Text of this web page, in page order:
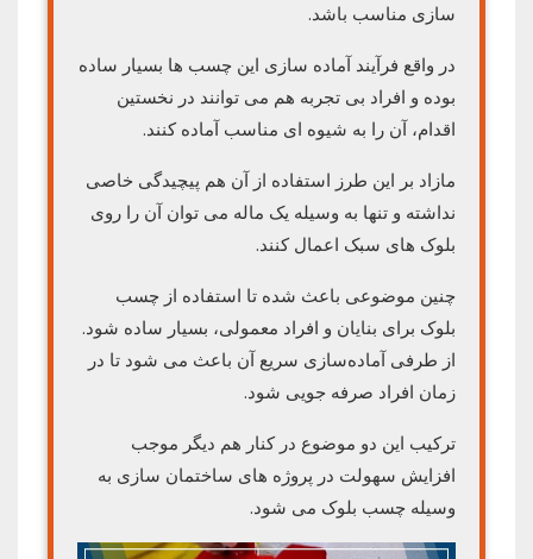
سازی مناسب باشد.
در واقع فرآیند آماده سازی این چسب ها بسیار ساده
بوده و افراد بی تجربه هم می توانند در نخستین
اقدام، آن را به شیوه ای مناسب آماده کنند.
مازاد بر این طرز استفاده از آن هم پیچیدگی خاصی
نداشته و تنها به وسیله یک ماله می توان آن را روی
بلوک های سبک اعمال کنند.
چنین موضوعی باعث شده تا استفاده از چسب
بلوک برای بنایان و افراد معمولی، بسیار ساده شود.
از طرفی آماده‌سازی سریع آن باعث می‌ شود تا در
زمان افراد صرفه جویی شود.
ترکیب این دو موضوع در کنار هم دیگر موجب
افزایش سهولت در پروژه های ساختمان سازی به
وسیله چسب بلوک می شود.